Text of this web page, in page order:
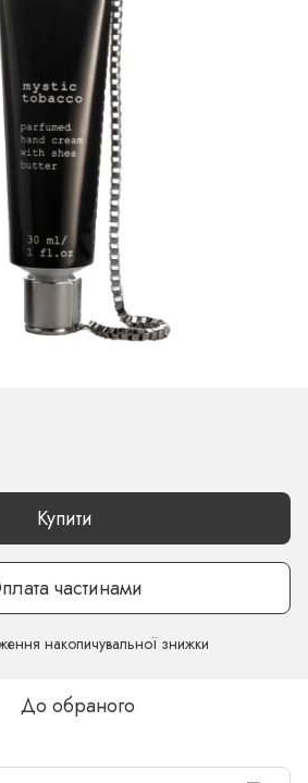
Купити
частинами
накопичувальної знижки
До обраного